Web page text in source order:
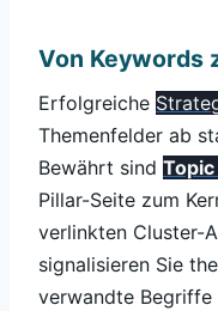
Von Keywords
Erfolgreiche
Themenfelder ab
Bewährt sind
Pillar-Seite zum
verlinkten Cluster-
signalisieren Sie
verwandte Begriffe